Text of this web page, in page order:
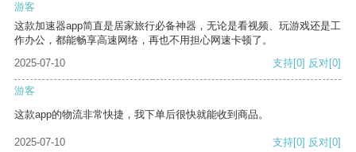
游客
这款加速器app简直是居家旅行必备神器，无论是看视频、玩游戏还是工
作办公，都能畅享高速网络，再也不用担心网速卡顿了。
2025-07-10
支持[0] 反对[0]
游客
这款app的物流非常快捷，我下单后很快就能收到商品。
2025-07-10 支持[0] 反对[0]